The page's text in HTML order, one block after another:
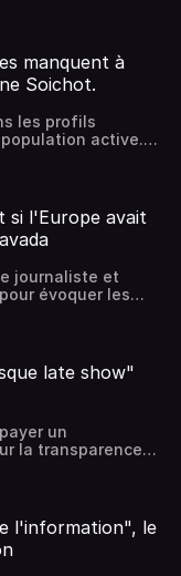
nous tous au
sur lesquelles
sont
plus
manquent à
Soichot.
les profils
active.
alors qu'elles
décisives.
total à
d'une telle
? Damien
par
pour
si l'Europe avait
journaliste et
évoquer les
et l'Europe en
(DSA vs
et Fabrice
politique-
late show"
un
la transparence
les
européen
politique-
l'information", le